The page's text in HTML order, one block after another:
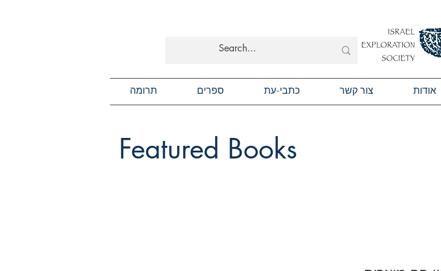
אודות צור קשר כתבי-עת ספרים תרומה
Featured Books